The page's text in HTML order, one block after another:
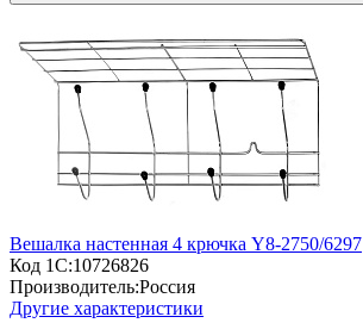
Вешалка настенная 4 крючка Y8-2750/6297
Код 1С:10726826
Производитель:Россия
Другие характеристики